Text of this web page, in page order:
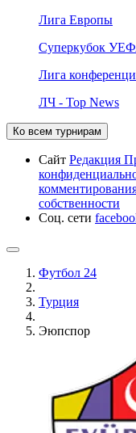
Лига Европы
Суперкубок
Лига
ЛЧ - Top News
Ко всем турнирам
Сайт Редакция
собственности
Соц. сети
Футбол 24
Турция
Эюпспор